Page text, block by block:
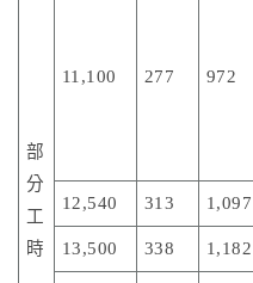
部
分
工
時
11,100 277 972
12,540 313 1,097
13,500 338 1,182